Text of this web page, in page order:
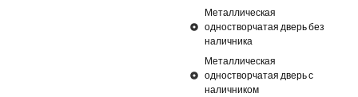
Металлическая
одностворчатая дверь без
наличника
Металлическая
одностворчатая дверь с
наличником